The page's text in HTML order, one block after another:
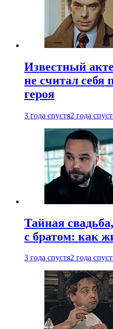
Известный
не считал себя
героя
3 года спустя2 года
Тайная
с братом: как
3 года спустя2 года